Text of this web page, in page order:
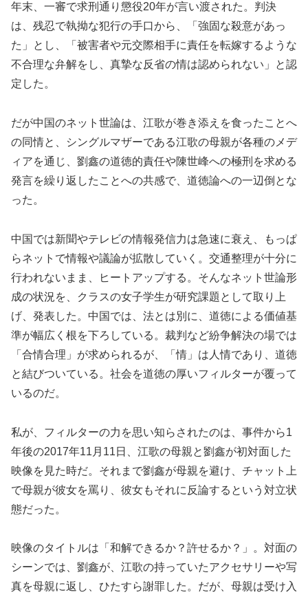
年末、一審で求刑通り懲役20年が言い渡された。判決
は、残忍で執拗な犯行の手口から、「強固な殺意があっ
た」とし、「被害者や元交際相手に責任を転嫁するような
不合理な弁解をし、真摯な反省の情は認められない」と認
定した。
だが中国のネット世論は、江歌が巻き添えを食ったことへ
の同情と、シングルマザーである江歌の母親が各種のメデ
ィアを通じ、劉鑫の道徳的責任や陳世峰への極刑を求める
発言を繰り返したことへの共感で、道徳論への一辺倒とな
った。
中国では新聞やテレビの情報発信力は急速に衰え、もっぱ
らネットで情報や議論が拡散していく。交通整理が十分に
行われないまま、ヒートアップする。そんなネット世論形
成の状況を、クラスの女子学生が研究課題として取り上
げ、発表した。中国では、法とは別に、道徳による価値基
準が幅広く根を下ろしている。裁判など紛争解決の場では
「合情合理」が求められるが、「情」は人情であり、道徳
と結びついている。社会を道徳の厚いフィルターが覆って
いるのだ。
私が、フィルターの力を思い知らされたのは、事件から1
年後の2017年11月11日、江歌の母親と劉鑫が初対面した
映像を見た時だ。それまで劉鑫が母親を避け、チャット上
で母親が彼女を罵り、彼女もそれに反論するという対立状
態だった。
映像のタイトルは「和解できるか？許せるか？」。対面の
シーンでは、劉鑫が、江歌の持っていたアクセサリーや写
真を母親に返し、ひたすら謝罪した。だが、母親は受け入